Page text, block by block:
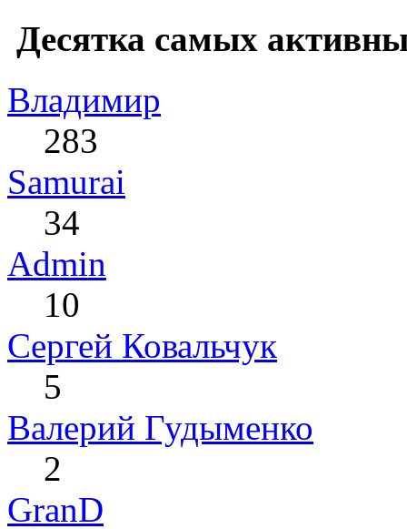
Десятка самых
Влaдимир
283
Samurai
34
Admin
10
Сергей Ковальчук
5
Валерий Гудыменко
2
GranD